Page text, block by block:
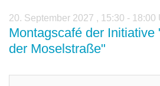
20. September 2027 , 15:30 - 18:00
Montagscafé der Initiative
der Moselstraße"